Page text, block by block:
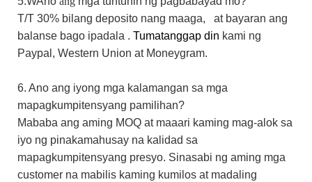
T/T 30% bilang deposito nang maaga,
at bayaran ang
balanse bago ipadala . Tumatanggap din kami ng
Paypal, Western Union at Moneygram.
6. Ano ang iyong mga kalamangan sa mga
mapagkumpitensyang pamilihan?
Mababa ang aming MOQ at maaari kaming mag-alok sa
iyo ng pinakamahusay na kalidad sa
mapagkumpitensyang presyo. Sinasabi ng aming mga
customer na mabilis kaming kumilos at madaling